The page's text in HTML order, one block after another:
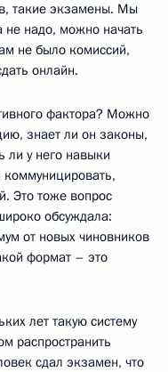
такие экзамены. Мы
не надо, можно начать
не было комиссий,
онлайн.
фактора? Можно
знает ли он законы,
ли у него навыки
коммуницировать,
Это тоже вопрос
обсуждала:
от новых чиновников
формат – это
лет такую систему
распространить
сдал экзамен, что